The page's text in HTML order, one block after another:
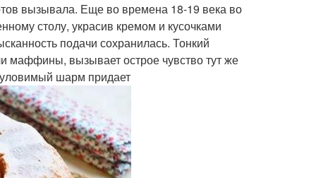
вызывала. Еще во времена 18-19 века во
столу, украсив кремом и кусочками
подачи сохранилась. Тонкий
маффины, вызывает острое чувство тут же
шарм придает